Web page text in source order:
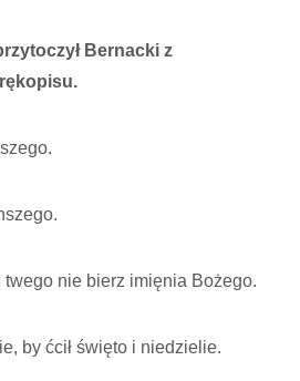
Bernacki z
twego nie bierz imięnia Bożego.
by ćcił święto i niedzielie.